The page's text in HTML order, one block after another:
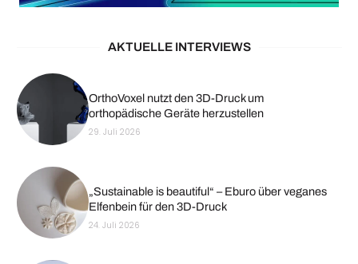
AKTUELLE INTERVIEWS
OrthoVoxel nutzt den 3D-Druck um
orthopädische Geräte herzustellen
29. Juli 2026
„Sustainable is beautiful“ – Eburo über veganes
Elfenbein für den 3D-Druck
24. Juli 2026